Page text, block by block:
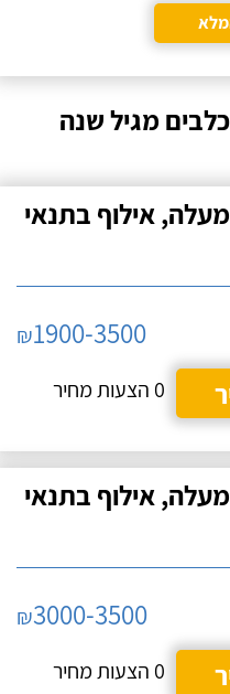
מגיל שנה
אילוף בתנאי
₪1900-3500
0 הצעות מחיר
אילוף בתנאי
₪3000-3500
0 הצעות מחיר